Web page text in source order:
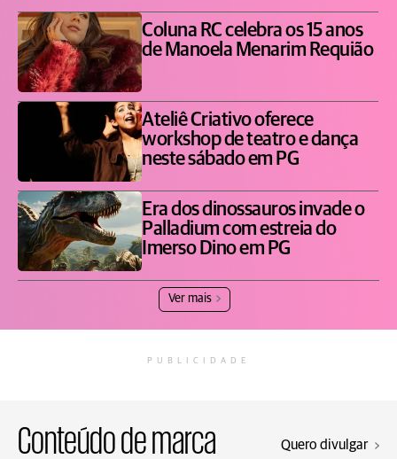
Coluna RC celebra os 15 anos
de Manoela Menarim Requião
Ateliê Criativo oferece
workshop de teatro e dança
neste sábado em PG
Era dos dinossauros invade o
Palladium com estreia do
Imerso Dino em PG
Ver mais
PUBLICIDADE
Conteúdo de marca Quero divulgar